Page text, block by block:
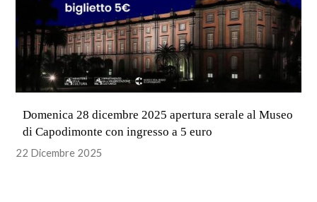
Domenica 28 dicembre 2025 apertura serale al Museo
di Capodimonte con ingresso a 5 euro
22 Dicembre 2025